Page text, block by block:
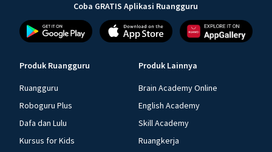
Coba GRATIS Aplikasi Ruangguru
Produk Ruangguru
Ruangguru
Roboguru Plus
Dafa dan Lulu
Kursus for Kids
Produk Lainnya
Brain Academy Online
English Academy
Skill Academy
Ruangkerja